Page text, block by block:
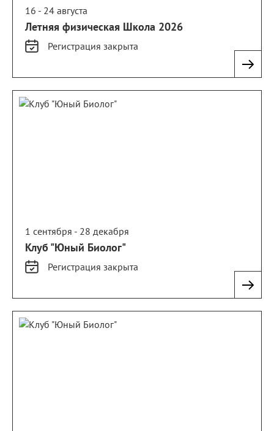
16 - 24 августа
Летняя физическая Школа 2026
Регистрация закрыта
1 сентября - 28 декабря
Клуб "Юный Биолог"
Регистрация закрыта